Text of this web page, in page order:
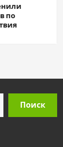
по
Поиск